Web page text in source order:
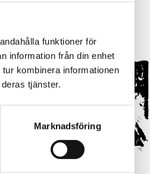
funktioner för
information från din enhet
kombinera informationen
tjänster.
Marknadsföring